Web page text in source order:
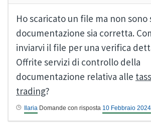
Ho scaricato un file ma non sono
documentazione sia corretta.
inviarvi il file per una verifica
Offrite servizi di controllo della
documentazione relativa alle
trading?
Ilaria Domande con risposta 10 Febbraio 2024